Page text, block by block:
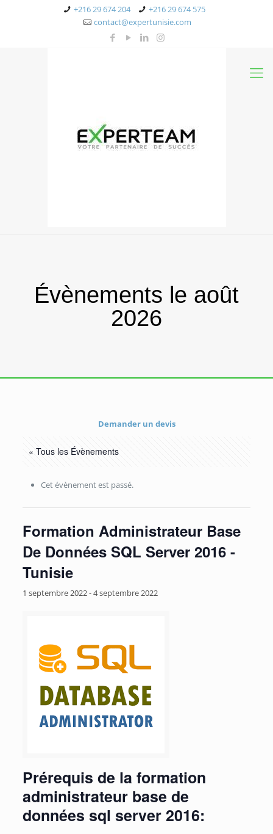
+216 29 674 204
+216 29 674 575
contact@expertunisie.com
Évènements le août
2026
Demander un devis
« Tous les Évènements
Cet évènement est passé.
Formation Administrateur Base
De Données SQL Server 2016 -
Tunisie
1 septembre 2022-4 septembre 2022
Prérequis de la formation
administrateur base de
données sql server 2016: